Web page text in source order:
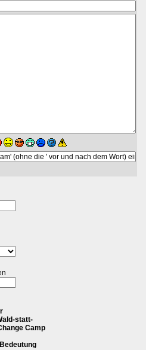
statt-
Camp